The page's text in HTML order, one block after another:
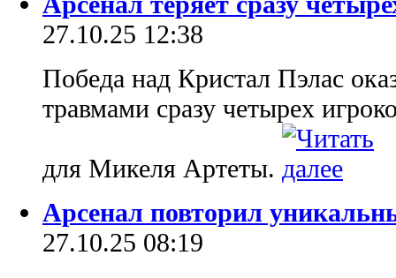
27.10.25 12:38
Победа над Кристал Пэлас
травмами сразу четырех
для Микеля Артеты.
Арсенал повторил
27.10.25 08:19